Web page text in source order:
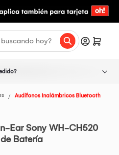
Audífonos Inalámbricos Bluetooth
Ear Sony WH-CH520
Batería